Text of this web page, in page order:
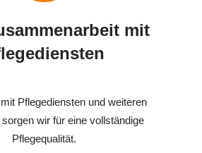
mit
Pflegediensten und weiteren
wir für eine vollständige
Pflegequalität.